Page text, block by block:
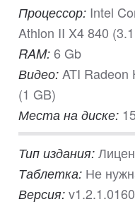
Процессор: Intel
Athlon II X4 840
RAM: 6 Gb
Видео: ATI Radeon
(1 GB)
Места на диске:
Тип издания:
Таблетка: Не
Версия: